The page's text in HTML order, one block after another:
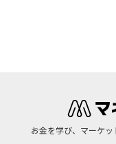
お金を学び、マーケ